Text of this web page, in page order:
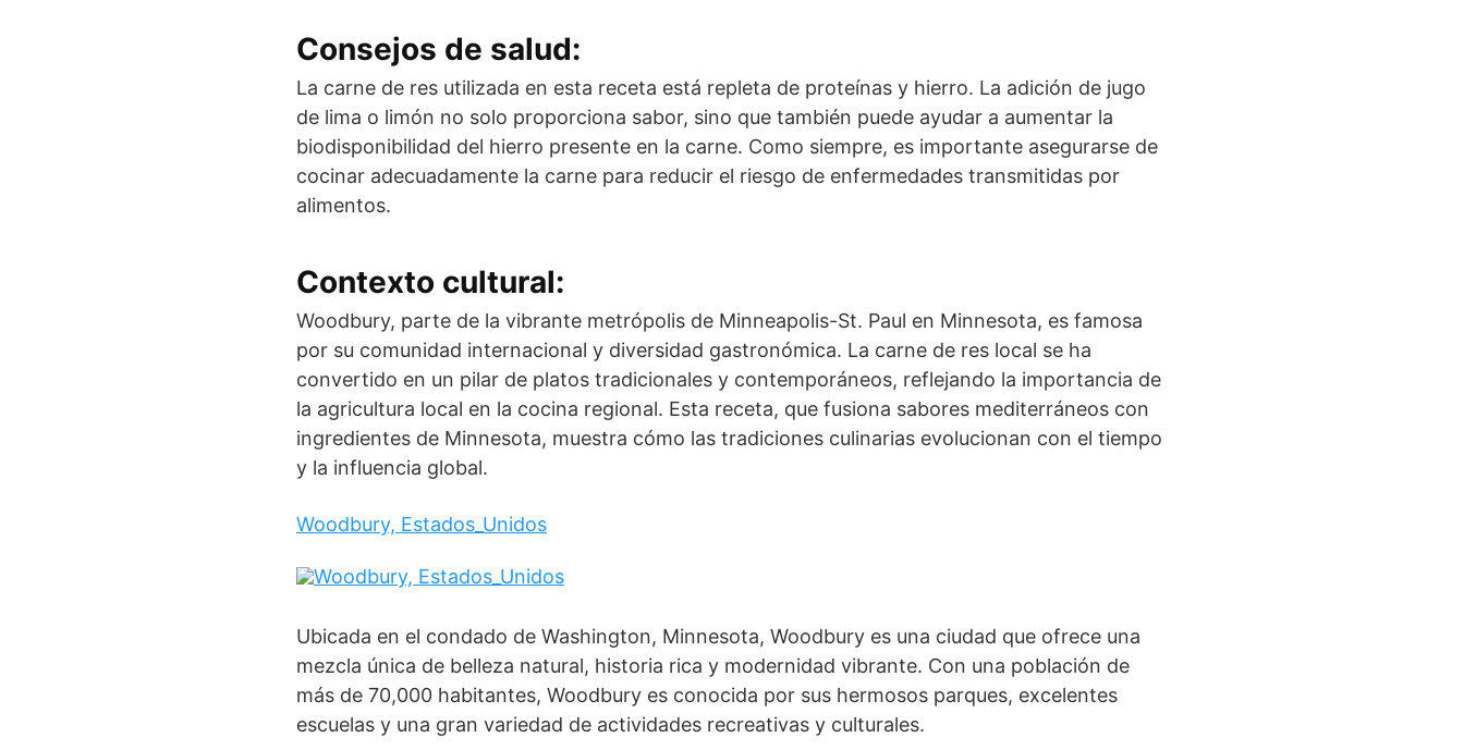
Consejos de salud:
La carne de res utilizada en esta receta está repleta de proteínas y hierro. La adición de jugo
de lima o limón no solo proporciona sabor, sino que también puede ayudar a aumentar la
biodisponibilidad del hierro presente en la carne. Como siempre, es importante asegurarse de
cocinar adecuadamente la carne para reducir el riesgo de enfermedades transmitidas por
alimentos.
Contexto cultural:
Woodbury, parte de la vibrante metrópolis de Minneapolis-St. Paul en Minnesota, es famosa
por su comunidad internacional y diversidad gastronómica. La carne de res local se ha
convertido en un pilar de platos tradicionales y contemporáneos, reflejando la importancia de
la agricultura local en la cocina regional. Esta receta, que fusiona sabores mediterráneos con
ingredientes de Minnesota, muestra cómo las tradiciones culinarias evolucionan con el tiempo
y la influencia global.
Woodbury, Estados_Unidos
Ubicada en el condado de Washington, Minnesota, Woodbury es una ciudad que ofrece una
mezcla única de belleza natural, historia rica y modernidad vibrante. Con una población de
más de 70,000 habitantes, Woodbury es conocida por sus hermosos parques, excelentes
escuelas y una gran variedad de actividades recreativas y culturales.